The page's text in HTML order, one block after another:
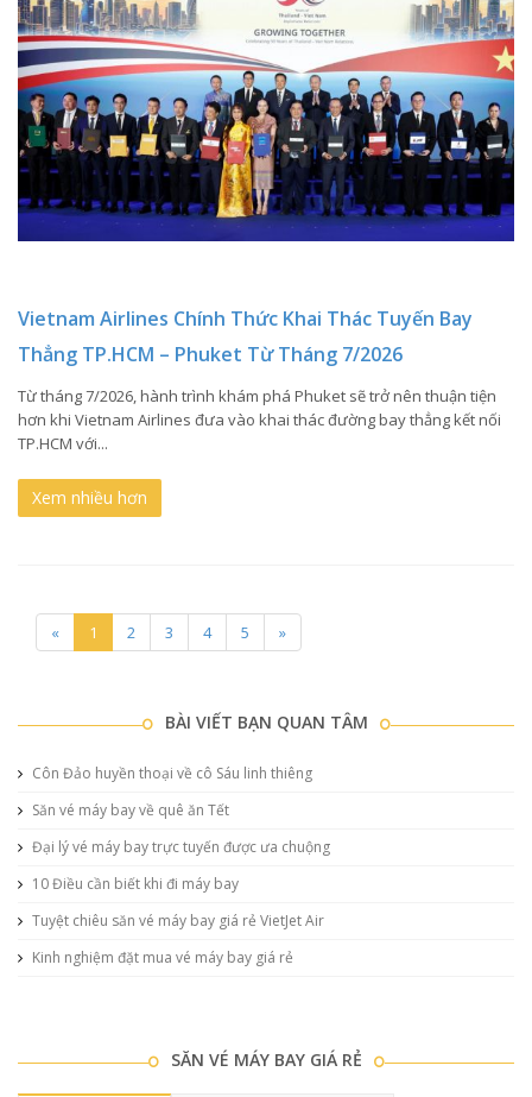
Vietnam Airlines Chính Thức Khai Thác Tuyến Bay
Thẳng TP.HCM – Phuket Từ Tháng 7/2026
Từ tháng 7/2026, hành trình khám phá Phuket sẽ trở nên thuận tiện
hơn khi Vietnam Airlines đưa vào khai thác đường bay thẳng kết nối
TP.HCM với...
Xem nhiều hơn
« 1 2 3 4 5 »
BÀI VIẾT BẠN QUAN TÂM
Côn Đảo huyền thoại về cô Sáu linh thiêng
Săn vé máy bay về quê ăn Tết
Đại lý vé máy bay trực tuyến được ưa chuộng
10 Điều cần biết khi đi máy bay
Tuyệt chiêu săn vé máy bay giá rẻ VietJet Air
Kinh nghiệm đặt mua vé máy bay giá rẻ
SĂN VÉ MÁY BAY GIÁ RẺ